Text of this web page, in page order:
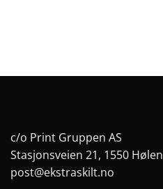
c/o Print Gruppen AS
Stasjonsveien 21, 1550 Hølen
post@ekstraskilt.no